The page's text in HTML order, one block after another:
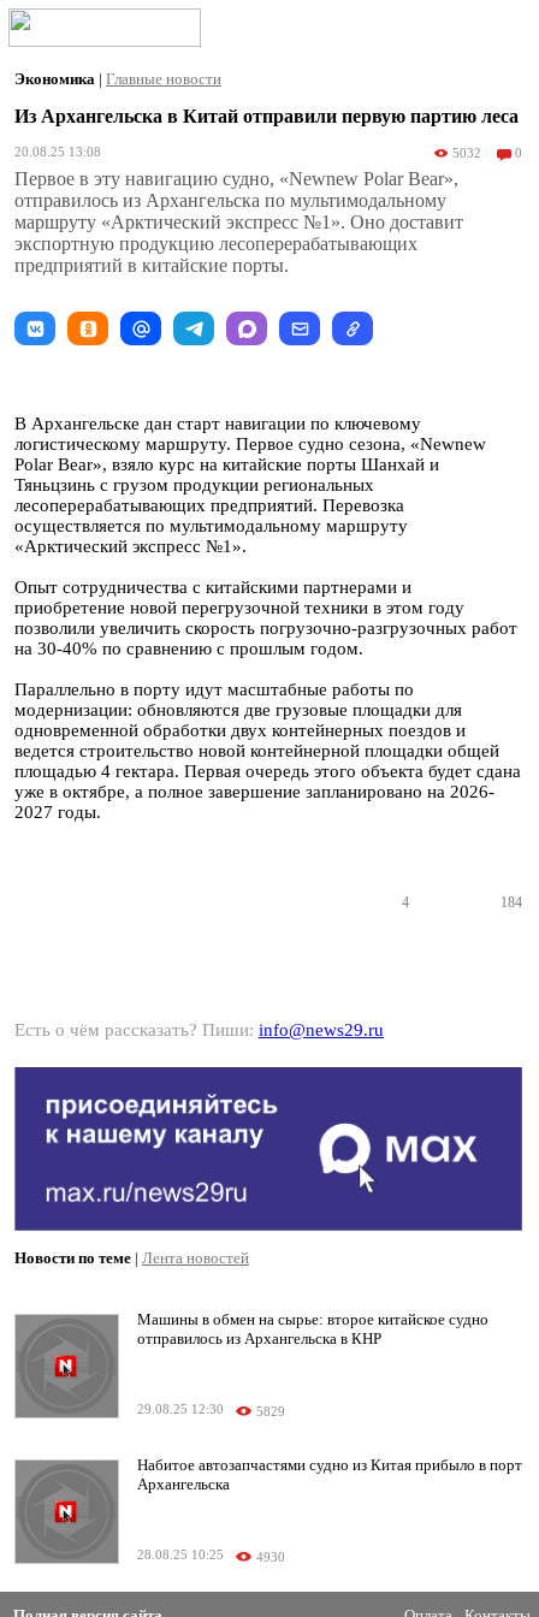
Экономика | Главные новости
Из Архангельска в Китай отправили первую партию леса
20.08.25 13:08 5032 0
Первое в эту навигацию судно, «Newnew Polar Bear»,
отправилось из Архангельска по мультимодальному
маршруту «Арктический экспресс №1». Оно доставит
экспортную продукцию лесоперерабатывающих
предприятий в китайские порты.
В Архангельске дан старт навигации по ключевому
логистическому маршруту. Первое судно сезона, «Newnew
Polar Bear», взяло курс на китайские порты Шанхай и
Тяньцзинь с грузом продукции региональных
лесоперерабатывающих предприятий. Перевозка
осуществляется по мультимодальному маршруту
«Арктический экспресс №1».
Опыт сотрудничества с китайскими партнерами и
приобретение новой перегрузочной техники в этом году
позволили увеличить скорость погрузочно-разгрузочных работ
на 30-40% по сравнению с прошлым годом.
Параллельно в порту идут масштабные работы по
модернизации: обновляются две грузовые площадки для
одновременной обработки двух контейнерных поездов и
ведется строительство новой контейнерной площадки общей
площадью 4 гектара. Первая очередь этого объекта будет сдана
уже в октябре, а полное завершение запланировано на 2026-
2027 годы.
4 184
Есть о чём рассказать? Пиши: info@news29.ru
Новости по теме | Лента новостей
Машины в обмен на сырье: второе китайское судно
отправилось из Архангельска в КНР
29.08.25 12:30 5829
Набитое автозапчастями судно из Китая прибыло в порт
Архангельска
28.08.25 10:25 4930